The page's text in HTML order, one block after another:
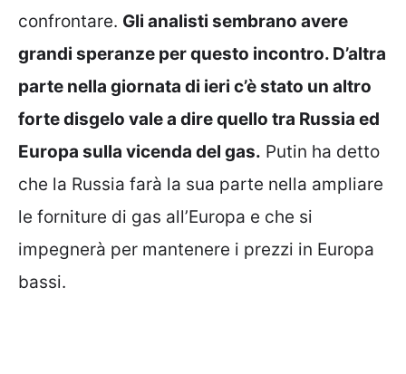
confrontare. Gli analisti sembrano avere
grandi speranze per questo incontro. D’altra
parte nella giornata di ieri c’è stato un altro
forte disgelo vale a dire quello tra Russia ed
Europa sulla vicenda del gas. Putin ha detto
che la Russia farà la sua parte nella ampliare
le forniture di gas all’Europa e che si
impegnerà per mantenere i prezzi in Europa
bassi.